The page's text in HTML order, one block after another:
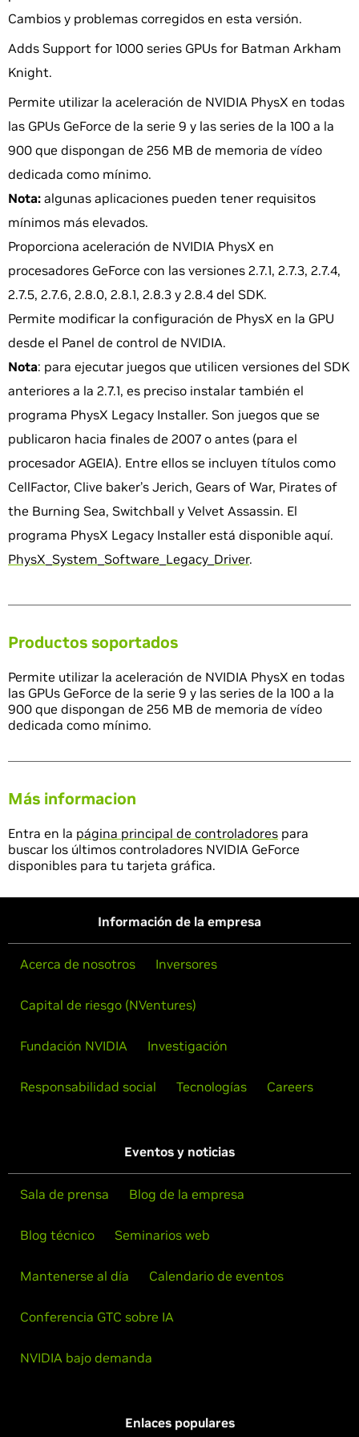
Cambios y problemas corregidos en esta versión.
Adds Support for 1000 series GPUs for Batman Arkham
Knight.
Permite utilizar la aceleración de NVIDIA PhysX en todas
las GPUs GeForce de la serie 9 y las series de la 100 a la
900 que dispongan de 256 MB de memoria de vídeo
dedicada como mínimo.
Nota: algunas aplicaciones pueden tener requisitos
mínimos más elevados.
Proporciona aceleración de NVIDIA PhysX en
procesadores GeForce con las versiones 2.7.1, 2.7.3, 2.7.4,
2.7.5, 2.7.6, 2.8.0, 2.8.1, 2.8.3 y 2.8.4 del SDK.
Permite modificar la configuración de PhysX en la GPU
desde el Panel de control de NVIDIA.
Nota: para ejecutar juegos que utilicen versiones del SDK
anteriores a la 2.7.1, es preciso instalar también el
programa PhysX Legacy Installer. Son juegos que se
publicaron hacia finales de 2007 o antes (para el
procesador AGEIA). Entre ellos se incluyen títulos como
CellFactor, Clive baker’s Jerich, Gears of War, Pirates of
the Burning Sea, Switchball y Velvet Assassin. El
programa PhysX Legacy Installer está disponible aquí.
PhysX_System_Software_Legacy_Driver.
Productos soportados
Permite utilizar la aceleración de NVIDIA PhysX en todas
las GPUs GeForce de la serie 9 y las series de la 100 a la
900 que dispongan de 256 MB de memoria de vídeo
dedicada como mínimo.
Más informacion
Entra en la página principal de controladores para
buscar los últimos controladores NVIDIA GeForce
disponibles para tu tarjeta gráfica.
Información de la empresa
Acerca de nosotros Inversores
Capital de riesgo (NVentures)
Fundación NVIDIA Investigación
Responsabilidad social Tecnologías Careers
Eventos y noticias
Sala de prensa Blog de la empresa
Blog técnico Seminarios web
Mantenerse al día Calendario de eventos
Conferencia GTC sobre IA
NVIDIA bajo demanda
Enlaces populares